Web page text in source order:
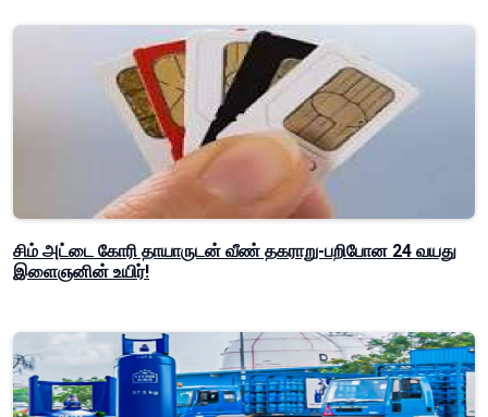
சிம் அட்டை கோரி தாயாருடன் வீண் தகராறு-பறிபோன 24 வயது
இளைஞனின் உயிர்!